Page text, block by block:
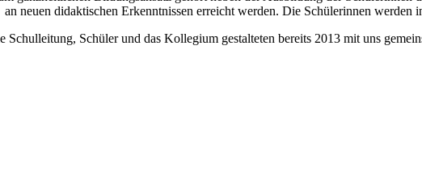
an neuen didaktischen Erkenntnissen erreicht werden. Die Schülerinnen
Schulleitung, Schüler und das Kollegium gestalteten bereits 2013 mit uns